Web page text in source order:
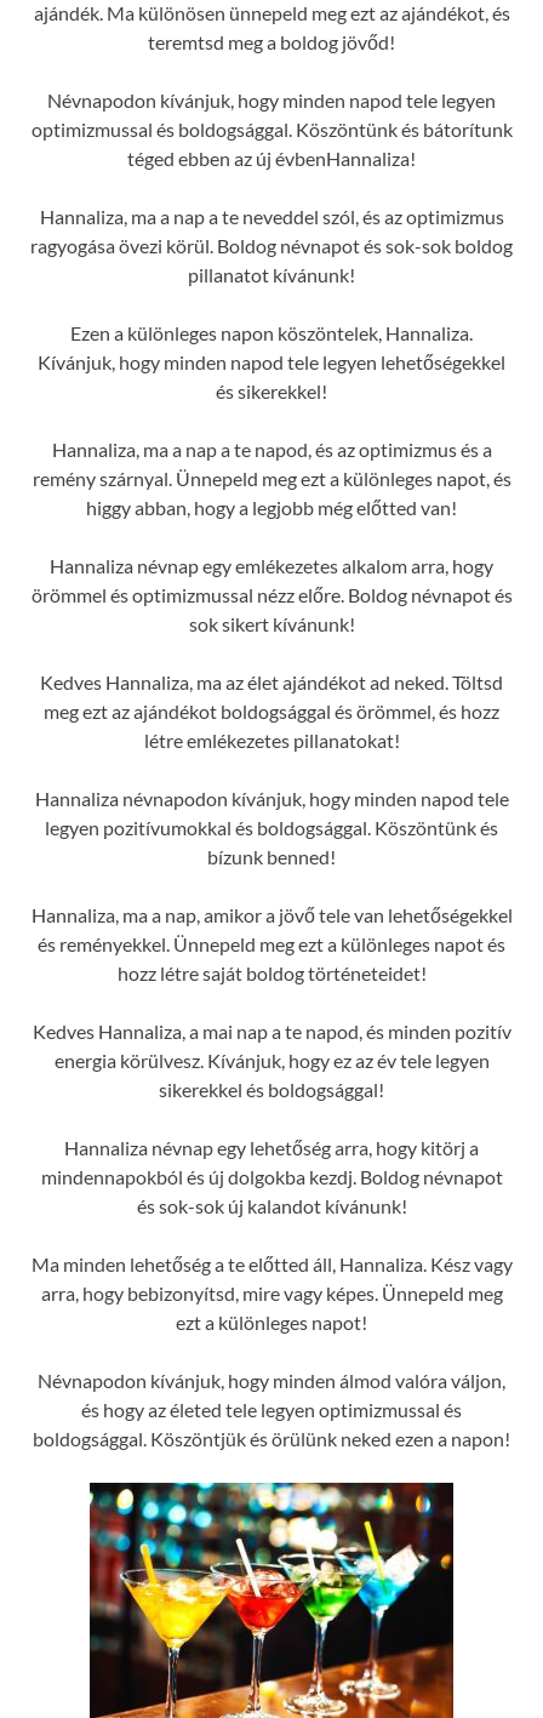
ajándék. Ma különösen ünnepeld meg ezt az ajándékot, és
teremtsd meg a boldog jövőd!
Névnapodon kívánjuk, hogy minden napod tele legyen
optimizmussal és boldogsággal. Köszöntünk és bátorítunk
téged ebben az új évbenHannaliza!
Hannaliza, ma a nap a te neveddel szól, és az optimizmus
ragyogása övezi körül. Boldog névnapot és sok-sok boldog
pillanatot kívánunk!
Ezen a különleges napon köszöntelek, Hannaliza.
Kívánjuk, hogy minden napod tele legyen lehetőségekkel
és sikerekkel!
Hannaliza, ma a nap a te napod, és az optimizmus és a
remény szárnyal. Ünnepeld meg ezt a különleges napot, és
higgy abban, hogy a legjobb még előtted van!
Hannaliza névnap egy emlékezetes alkalom arra, hogy
örömmel és optimizmussal nézz előre. Boldog névnapot és
sok sikert kívánunk!
Kedves Hannaliza, ma az élet ajándékot ad neked. Töltsd
meg ezt az ajándékot boldogsággal és örömmel, és hozz
létre emlékezetes pillanatokat!
Hannaliza névnapodon kívánjuk, hogy minden napod tele
legyen pozitívumokkal és boldogsággal. Köszöntünk és
bízunk benned!
Hannaliza, ma a nap, amikor a jövő tele van lehetőségekkel
és reményekkel. Ünnepeld meg ezt a különleges napot és
hozz létre saját boldog történeteidet!
Kedves Hannaliza, a mai nap a te napod, és minden pozitív
energia körülvesz. Kívánjuk, hogy ez az év tele legyen
sikerekkel és boldogsággal!
Hannaliza névnap egy lehetőség arra, hogy kitörj a
mindennapokból és új dolgokba kezdj. Boldog névnapot
és sok-sok új kalandot kívánunk!
Ma minden lehetőség a te előtted áll, Hannaliza. Kész vagy
arra, hogy bebizonyítsd, mire vagy képes. Ünnepeld meg
ezt a különleges napot!
Névnapodon kívánjuk, hogy minden álmod valóra váljon,
és hogy az életed tele legyen optimizmussal és
boldogsággal. Köszöntjük és örülünk neked ezen a napon!